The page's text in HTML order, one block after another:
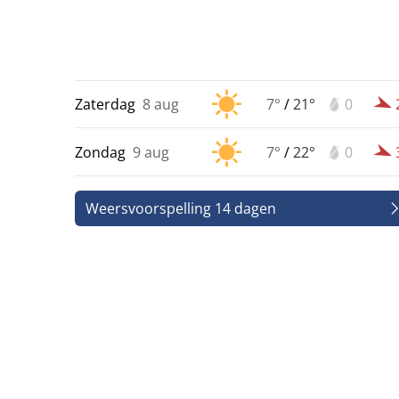
Zaterdag 8 aug 7° /21° 0
Zondag 9 aug 7° /22° 0
Weersvoorspelling 14 dagen